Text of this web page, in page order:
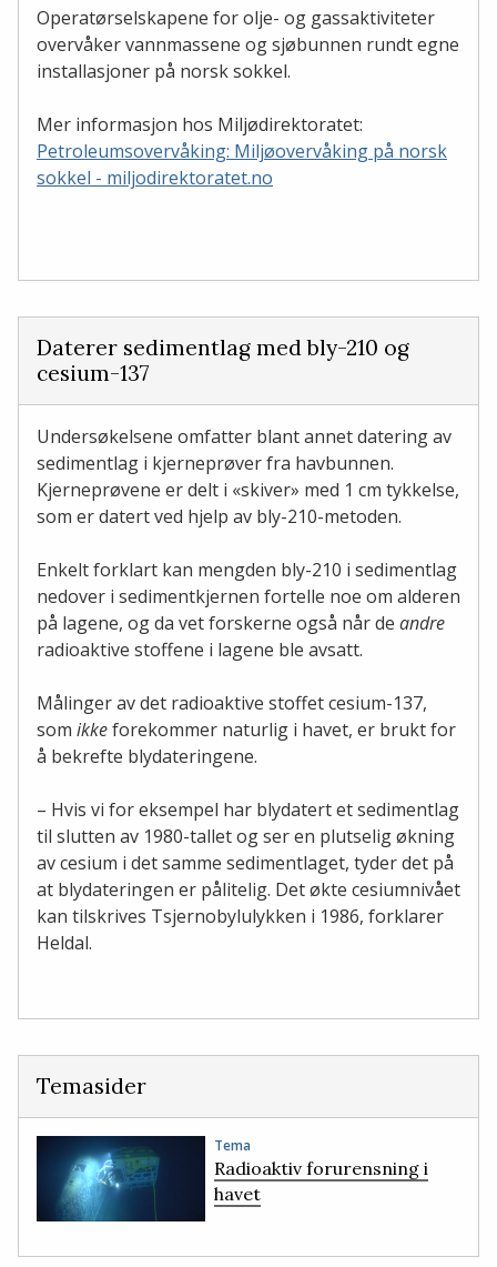
Operatørselskapene for olje- og gassaktiviteter
overvåker vannmassene og sjøbunnen rundt egne
installasjoner på norsk sokkel.
Mer informasjon hos Miljødirektoratet:
Petroleumsovervåking: Miljøovervåking på norsk
sokkel - miljodirektoratet.no
Daterer sedimentlag med bly-210 og
cesium-137
Undersøkelsene omfatter blant annet datering av
sedimentlag i kjerneprøver fra havbunnen.
Kjerneprøvene er delt i «skiver» med 1 cm tykkelse,
som er datert ved hjelp av bly-210-metoden.
Enkelt forklart kan mengden bly-210 i sedimentlag
nedover i sedimentkjernen fortelle noe om alderen
på lagene, og da vet forskerne også når de andre
radioaktive stoffene i lagene ble avsatt.
Målinger av det radioaktive stoffet cesium-137,
som ikkeforekommer naturlig i havet, er brukt for
å bekrefte blydateringene.
– Hvis vi for eksempel har blydatert et sedimentlag
til slutten av 1980-tallet og ser en plutselig økning
av cesium i det samme sedimentlaget, tyder det på
at blydateringen er pålitelig. Det økte cesiumnivået
kan tilskrives Tsjernobylulykken i 1986, forklarer
Heldal.
Temasider
Tema
Radioaktiv forurensning i
havet